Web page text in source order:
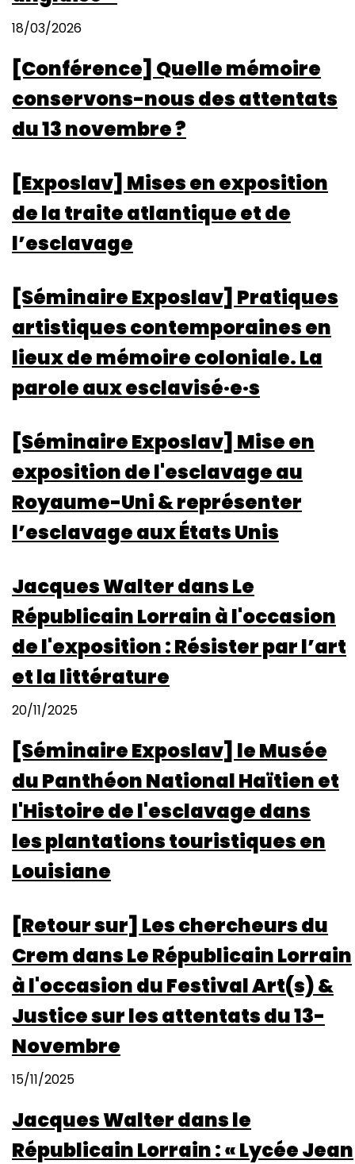
18/03/2026
[Conférence] Quelle mémoire
conservons-nous des attentats
du 13 novembre ?
[Exposlav] Mises en exposition
de la traite atlantique et de
l’esclavage
[Séminaire Exposlav] Pratiques
artistiques contemporaines en
lieux de mémoire coloniale. La
parole aux esclavisé·e·s
[Séminaire Exposlav] Mise en
exposition de l'esclavage au
Royaume-Uni & représenter
l’esclavage aux États Unis
Jacques Walter dans Le
Républicain Lorrain à l'occasion
de l'exposition : Résister par l’art
et la littérature
20/11/2025
[Séminaire Exposlav] le Musée
du Panthéon National Haïtien et
l'Histoire de l'esclavage dans
les plantations touristiques en
Louisiane
[Retour sur] Les chercheurs du
Crem dans Le Républicain Lorrain
à l'occasion du Festival Art(s) &
Justice sur les attentats du 13-
Novembre
15/11/2025
Jacques Walter dans le
Républicain Lorrain : « Lycée Jean